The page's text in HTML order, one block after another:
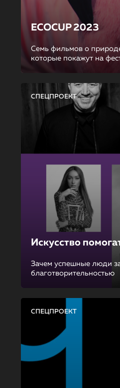
ECOCUP 2023
Семь фильмов о
которые покажут на
СПЕЦПРОЕКТ
Искусство
Зачем успешные люди
благотворительностью
СПЕЦПРОЕКТ